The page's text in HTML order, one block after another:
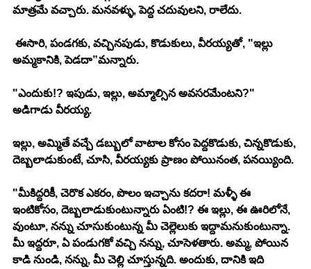
మాత్రమే వచ్చారు. మనవళ్ళు, పెద్ద చదువులని, రాలేదు.
ఈసారి, పండగకు, వచ్చినపుడు, కొడుకులు, వీరయ్యతో, "ఇల్లు
అమ్మకానికి, పెడదా”మన్నారు.
"ఎందుకు!? ఇపుడు, ఇల్లు, అమ్మాల్సిన అవసరమేంటని?"
అడిగాడు వీరయ్య.
ఇల్లు, అమ్మితే వచ్చే డబ్బులో వాటాల కోసం పెద్దకొడుకు, చిన్నకొడుకు,
దెబ్బలాడుకుంటే, చూసి, వీరయ్యకు ప్రాణం పోయినంత, పనయ్యింది.
"మీకిద్దరికీ, చెరొక ఎకరం, పొలం ఇచ్చాను కదరా! మళ్ళీ ఈ
ఇంటికోసం, దెబ్బలాడుకుంటున్నారు ఏంటి!? ఈ ఇల్లు, ఈ ఊరిలోనే,
వుంటూ, నన్ను చూసుకుంటున్న మీ చెల్లెలుకు ఇద్దామనుకుంటున్నా.
మీ ఇద్దరూ, ఏ పండుగకో వచ్చి నన్ను, చూసెళతారు. అమ్మ, పోయిన
కాడి నుండి, నన్ను, మీ చెల్లి చూస్తున్నది. అందుకు, దానికి ఇది